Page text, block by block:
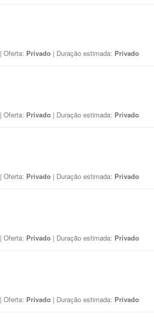
| Oferta: Privado | Duração estimada: Privado
| Oferta: Privado | Duração estimada: Privado
| Oferta: Privado | Duração estimada: Privado
| Oferta: Privado | Duração estimada: Privado
| Oferta: Privado | Duração estimada: Privado